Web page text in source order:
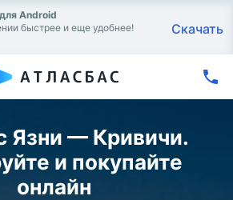
Android
быстрее и еще удобнее!
Скачать
Язни — Кривичи.
и покупайте
онлайн